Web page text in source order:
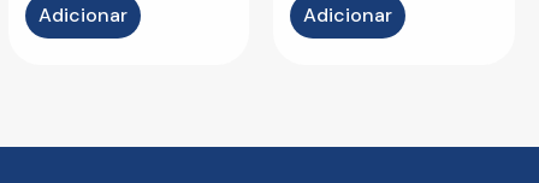
Adicionar Adicionar